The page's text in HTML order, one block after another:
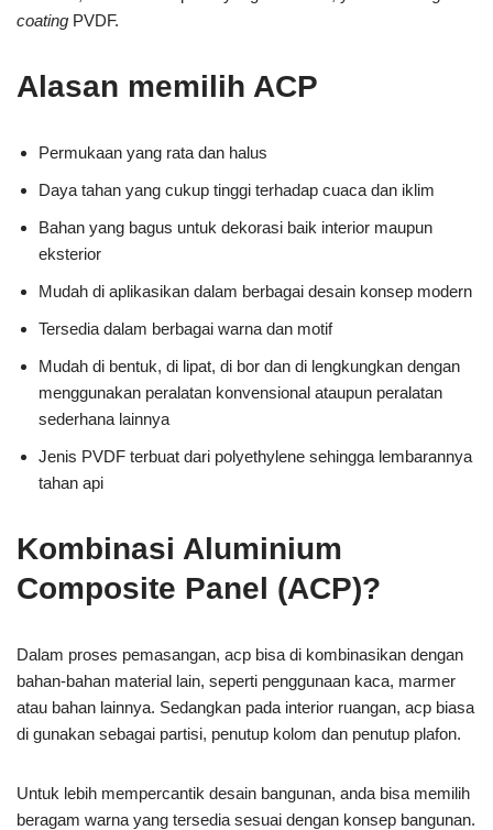
coating PVDF.
Alasan memilih ACP
Permukaan yang rata dan halus
Daya tahan yang cukup tinggi terhadap cuaca dan iklim
Bahan yang bagus untuk dekorasi baik interior maupun
eksterior
Mudah di aplikasikan dalam berbagai desain konsep modern
Tersedia dalam berbagai warna dan motif
Mudah di bentuk, di lipat, di bor dan di lengkungkan dengan
menggunakan peralatan konvensional ataupun peralatan
sederhana lainnya
Jenis PVDF terbuat dari polyethylene sehingga lembarannya
tahan api
Kombinasi Aluminium
Composite Panel (ACP)?
Dalam proses pemasangan, acp bisa di kombinasikan dengan
bahan-bahan material lain, seperti penggunaan kaca, marmer
atau bahan lainnya. Sedangkan pada interior ruangan, acp biasa
di gunakan sebagai partisi, penutup kolom dan penutup plafon.
Untuk lebih mempercantik desain bangunan, anda bisa memilih
beragam warna yang tersedia sesuai dengan konsep bangunan.